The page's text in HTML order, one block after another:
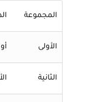
المجموعة
الأولى
الثانية